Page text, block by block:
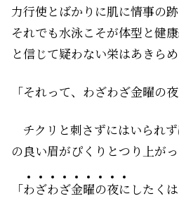
力行使とばかりに肌に情事の
それでも水泳こそが体型と健
と信じて疑わない栄はあきら
「それって、わざわざ金曜の
チクリと刺さずにはいられ
の良い眉がぴくりとつり上がっ
「わざわざ金曜の夜に したく